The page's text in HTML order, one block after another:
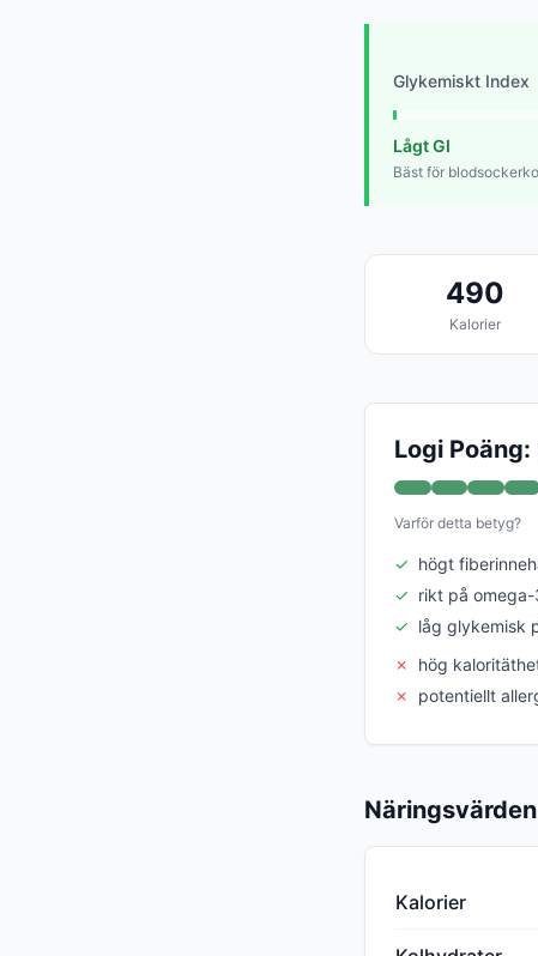
Glykemiskt Index
Lågt GI
Bäst för
490
Kalorier
Logi
Varför detta betyg?
✓ högt
✓ rikt på
✓ låg glykemisk
✗
hög
✗
potentiellt
Kalorier